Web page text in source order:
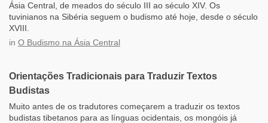
Ásia Central, de meados do século III ao século XIV. Os
tuvinianos na Sibéria seguem o budismo até hoje, desde o século
XVIII.
in O Budismo na Ásia Central
Orientações Tradicionais para Traduzir Textos
Budistas
Muito antes de os tradutores começarem a traduzir os textos
budistas tibetanos para as línguas ocidentais, os mongóis já